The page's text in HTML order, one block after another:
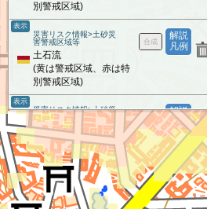
別警戒区域)
解説
凡例
表示
災害リスク情報>土砂災
害警戒区域等
土石流
(黄は警戒区域、赤は特
別警戒区域)
解説
凡例
表示
災害リスク情報>土砂災
害警戒区域等
地すべり
(黄は警戒区域、赤は特
別警戒区域)
解説
凡例
災害リスク情報
雪崩危険箇所